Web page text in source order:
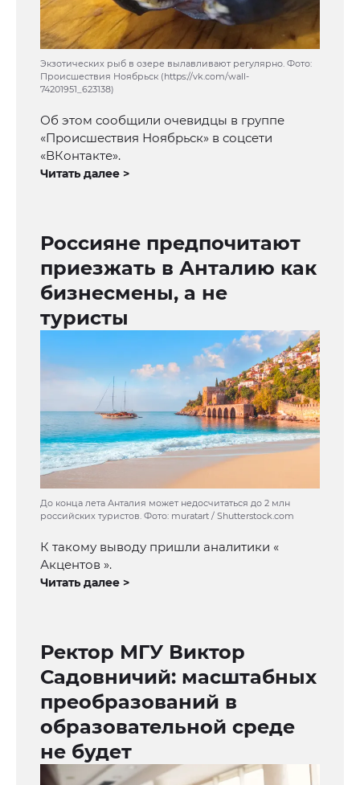
Экзотических рыб в озере вылавливают регулярно. Фото:
Происшествия Ноябрьск (https://vk.com/wall-
74201951_623138)
Об этом сообщили очевидцы в группе
«Происшествия Ноябрьск» в соцсети
«ВКонтакте».
Читать далее >
Россияне предпочитают
приезжать в Анталию как
бизнесмены, а не
туристы
До конца лета Анталия может недосчитаться до 2 млн
российских туристов. Фото: muratart / Shutterstock.com
К такому выводу пришли аналитики «
Акцентов ».
Читать далее >
Ректор МГУ Виктор
Садовничий: масштабных
преобразований в
образовательной среде
не будет